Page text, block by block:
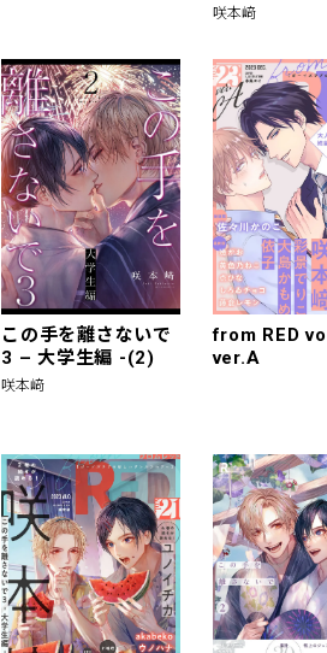
咲本﨑
この手を離さないで
3 – 大学生編 -(2)
咲本﨑
from RED
ver.A